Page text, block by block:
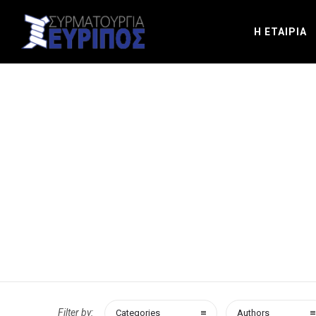
Η ΕΤΑΙΡΙΑ
Filter by: Categories Authors